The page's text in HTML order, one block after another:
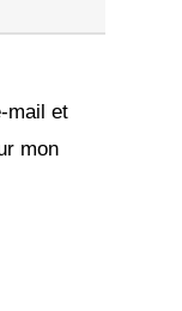
mail et
mon